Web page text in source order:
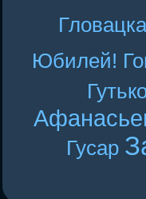
Юбилей!
Гусар